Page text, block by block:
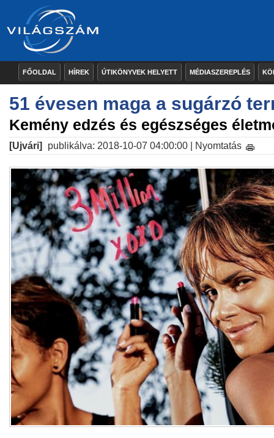
FŐOLDAL HÍREK ÚTIKÖNYVEK HELYETT MÉDIASZEREPLÉS
51 évesen maga a sugárzó
Kemény edzés és egészséges
[Ujvári] publikálva: 2018-10-07 04:00:00 | Nyomtatás